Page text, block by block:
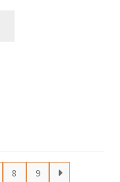
stronie
8 9